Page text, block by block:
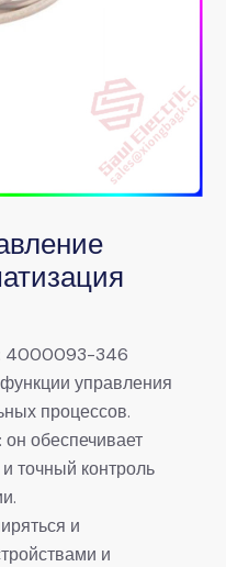
4000093-346
управления
процессов.
обеспечивает
точный контроль
и
и